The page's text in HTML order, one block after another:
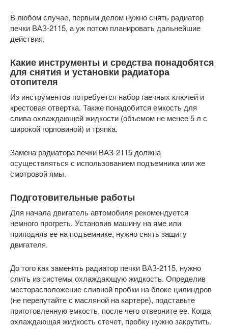
В любом случае, первым делом нужно снять радиатор
печки ВАЗ-2115, а уж потом планировать дальнейшие
действия.
Какие инструменты и средства понадобятся
для снятия и установки радиатора
отопителя
Из инструментов потребуется набор гаечных ключей и
крестовая отвертка. Также понадобится емкость для
слива охлаждающей жидкости (объемом не менее 5 л с
широкой горловиной) и тряпка.
Замена радиатора печки ВАЗ-2115 должна
осуществляться с использованием подъемника или же
смотровой ямы.
Подготовительные работы
Для начала двигатель автомобиля рекомендуется
немного прогреть. Установив машину на яме или
приподняв ее на подъемнике, нужно снять защиту
двигателя.
До того как заменить радиатор печки ВАЗ-2115, нужно
слить из системы охлаждающую жидкость. Определив
месторасположение сливной пробки на блоке цилиндров
(не перепутайте с масляной на картере), подставьте
приготовленную емкость, после чего отверните ее. Когда
охлаждающая жидкость стечет, пробку нужно закрутить.